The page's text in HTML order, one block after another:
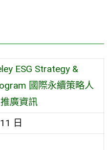
ESG Strategy &
國際永續策略人
廣資訊
日